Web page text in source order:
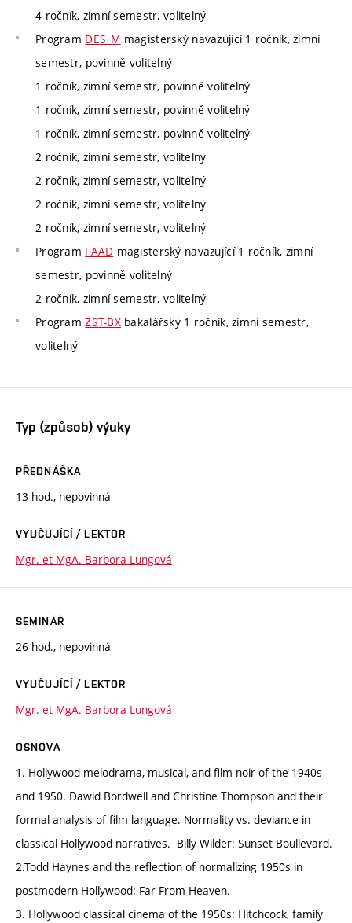
4 ročník, zimní semestr, volitelný
Program DES_M magisterský navazující 1 ročník, zimní
semestr, povinně volitelný
1 ročník, zimní semestr, povinně volitelný
1 ročník, zimní semestr, povinně volitelný
1 ročník, zimní semestr, povinně volitelný
2 ročník, zimní semestr, volitelný
2 ročník, zimní semestr, volitelný
2 ročník, zimní semestr, volitelný
2 ročník, zimní semestr, volitelný
Program FAAD magisterský navazující 1 ročník, zimní
semestr, povinně volitelný
2 ročník, zimní semestr, volitelný
ProgramZST-BXbakalářský 1 ročník, zimní semestr,
volitelný
Typ (způsob) výuky
PŘEDNÁŠKA
13 hod., nepovinná
VYUČUJÍCÍ / LEKTOR
Mgr. et MgA. Barbora Lungová
SEMINÁŘ
26 hod., nepovinná
VYUČUJÍCÍ / LEKTOR
Mgr. et MgA. Barbora Lungová
OSNOVA
1. Hollywood melodrama, musical, and film noir of the 1940s
and 1950. Dawid Bordwell and Christine Thompson and their
formal analysis of film language. Normality vs. deviance in
classical Hollywood narratives. Billy Wilder: Sunset Boullevard.
2.Todd Haynes and the reflection of normalizing 1950s in
postmodern Hollywood: Far From Heaven.
3. Hollywood classical cinema of the 1950s: Hitchcock, family